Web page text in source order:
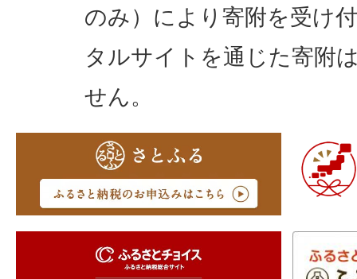
のみ）により寄附を受け
タルサイトを通じた寄附
せん。